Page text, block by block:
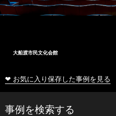
大船渡市民文化会館
❤ お気に入り保存した事例を見る
事例を検索する